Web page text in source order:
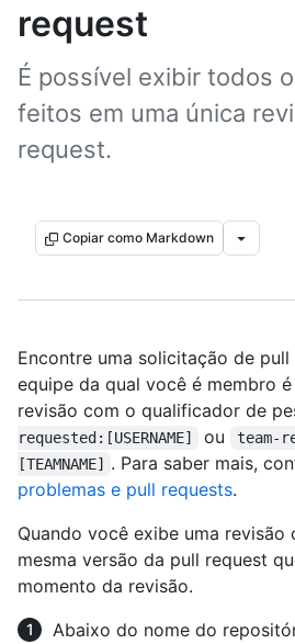
request
É possível exibir todos
feitos em uma única
request.
Copiar como Markdown
Encontre uma solicitação de
equipe da qual você é membro
revisão com o qualificador de
requested:[USERNAME]
ou
team-
[TEAMNAME]
. Para saber mais,
problemas e pull requests.
Quando você exibe uma revisão
mesma versão da pull request
momento da revisão.
Abaixo do nome do